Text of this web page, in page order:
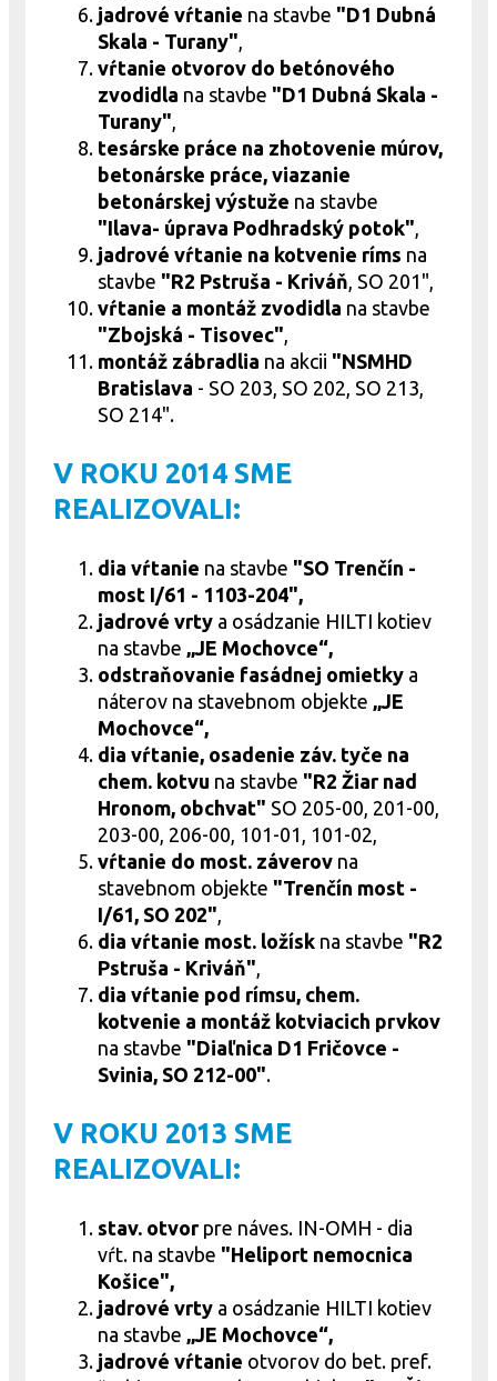
jadrové vŕtanie na stavbe "D1 Dubná
Skala - Turany"
vŕtanie otvorov do betónového
zvodidla na stavbe "D1 Dubná Skala -
Turany"
tesárske práce na zhotovenie múrov,
betonárske práce, viazanie
betonárskej výstuže na stavbe
"Ilava- úprava Podhradský potok"
jadrové vŕtanie na kotvenie ríms na
stavbe "R2 Pstruša - Kriváň , SO 201",
vŕtanie a montáž zvodidla na stavbe
"Zbojská - Tisovec"
montáž zábradlia na akcii "NSMHD
Bratislava - SO 203, SO 202, SO 213,
SO 214".
V ROKU 2014 SME
REALIZOVALI:
dia vŕtanie na stavbe "SO Trenčín -
most I/61 - 1103-204",
jadrové vrty a osádzanie HILTI kotiev
na stavbe „JE Mochovce“,
odstraňovanie fasádnej omietky a
náterov na stavebnom objekte „JE
Mochovce“,
dia vŕtanie, osadenie záv. tyče na
chem. kotvu na stavbe "R2 Žiar nad
Hronom, obchvat" SO 205-00, 201-00,
203-00, 206-00, 101-01, 101-02,
vŕtanie do most. záverov na
stavebnom objekte "Trenčín most -
I/61, SO 202"
dia vŕtanie most. ložísk na stavbe "R2
Pstruša - Kriváň"
dia vŕtanie pod rímsu, chem.
kotvenie a montáž kotviacich prvkov
na stavbe "Diaľnica D1 Fričovce -
Svinia, SO 212-00".
V ROKU 2013 SME
REALIZOVALI:
stav. otvorpre náves. IN-OMH - dia
vŕt. na stavbe "Heliport nemocnica
Košice",
jadrové vrty a osádzanie HILTI kotiev
na stavbe „JE Mochovce“,
jadrové vŕtanie otvorov do bet. pref.